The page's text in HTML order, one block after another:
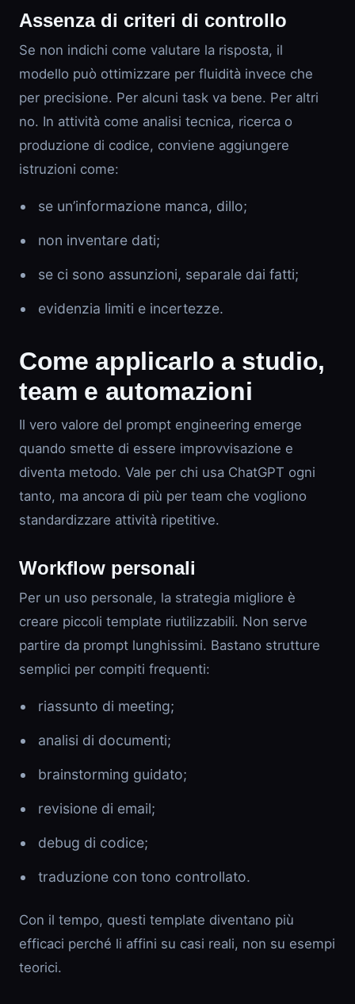
Assenza di criteri di controllo
Se non indichi come valutare la risposta, il
modello può ottimizzare per fluidità invece che
per precisione. Per alcuni task va bene. Per altri
no. In attività come analisi tecnica, ricerca o
produzione di codice, conviene aggiungere
istruzioni come:
se un’informazione manca, dillo;
non inventare dati;
se ci sono assunzioni, separale dai fatti;
evidenzia limiti e incertezze.
Come applicarlo a studio,
team e automazioni
Il vero valore del prompt engineering emerge
quando smette di essere improvvisazione e
diventa metodo. Vale per chi usa ChatGPT ogni
tanto, ma ancora di più per team che vogliono
standardizzare attività ripetitive.
Workflow personali
Per un uso personale, la strategia migliore è
creare piccoli template riutilizzabili. Non serve
partire da prompt lunghissimi. Bastano strutture
semplici per compiti frequenti:
riassunto di meeting;
analisi di documenti;
brainstorming guidato;
revisione di email;
debug di codice;
traduzione con tono controllato.
Con il tempo, questi template diventano più
efficaci perché li affini su casi reali, non su esempi
teorici.